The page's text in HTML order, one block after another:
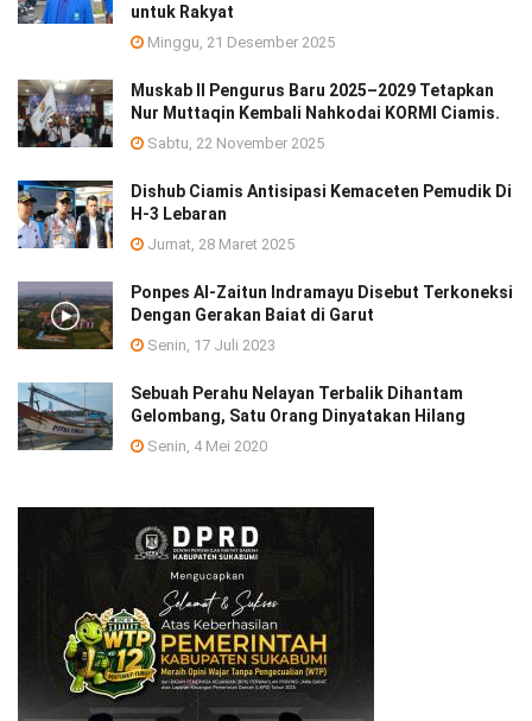
untuk Rakyat
Minggu, 21 Desember 2025
Muskab II Pengurus Baru 2025–2029 Tetapkan
Nur Muttaqin Kembali Nahkodai KORMI Ciamis.
Sabtu, 22 November 2025
Dishub Ciamis Antisipasi Kemaceten Pemudik Di
H-3 Lebaran
Jumat, 28 Maret 2025
Ponpes Al-Zaitun Indramayu Disebut Terkoneksi
Dengan Gerakan Baiat di Garut
Senin, 17 Juli 2023
Sebuah Perahu Nelayan Terbalik Dihantam
Gelombang, Satu Orang Dinyatakan Hilang
Senin, 4 Mei 2020